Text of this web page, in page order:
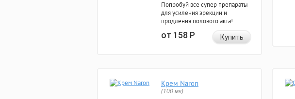
Попробуй все супер препараты
для усиления эрекции и
продления полового акта!
от 158Р Купить
Крем Naron
(100 мг)